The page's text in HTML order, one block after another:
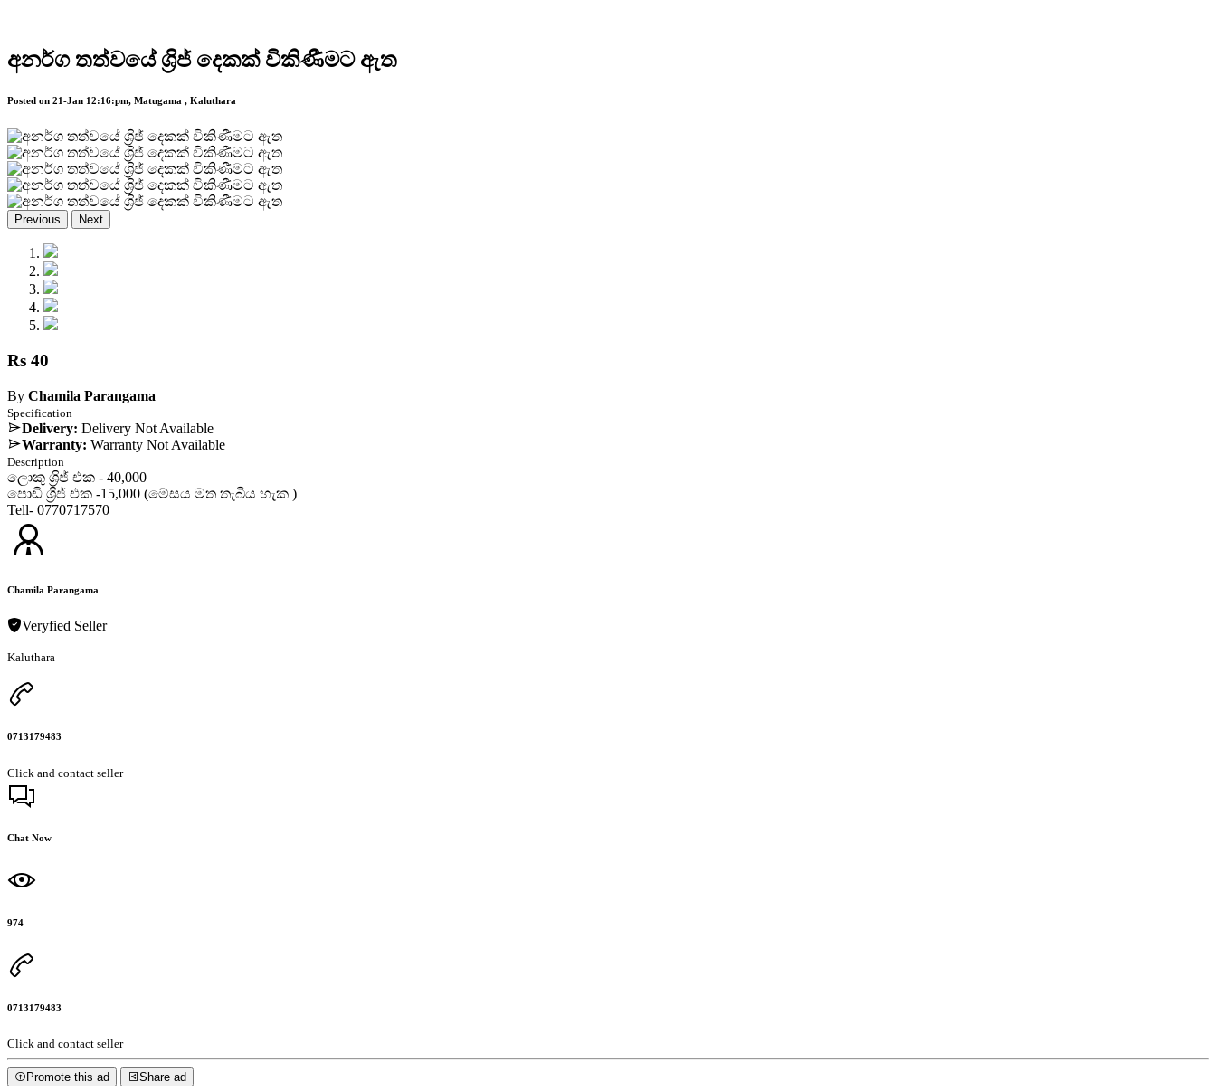
අනර්ග තත්වයේ ශ්‍රිජ් දෙකක් විකිණීමට ඇත
Posted on 21-Jan 12:16:pm, Matugama , Kaluthara
Previous Next
Rs 40
By Chamila Parangama
Specification
Delivery: Delivery Not Available
Warranty: Warranty Not Available
Description
ලොකු ශ්‍රිජ් එක - 40,000
පොඩි ශ්‍රිජ් එක -15,000 (මේසය මත තැබිය හැක )
Tell- 0770717570
Chamila Parangama
Veryfied Seller
Kaluthara
0713179483
Click and contact seller
Chat Now
974
0713179483
Click and contact seller
Promote this ad Share ad